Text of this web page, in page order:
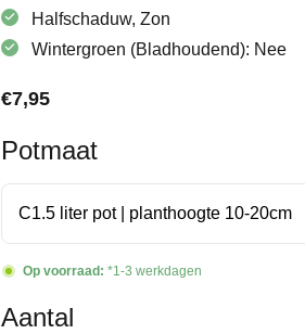
Halfschaduw, Zon
Wintergroen (Bladhoudend): Nee
€7,95
Potmaat
Op voorraad: *1-3 werkdagen
Aantal